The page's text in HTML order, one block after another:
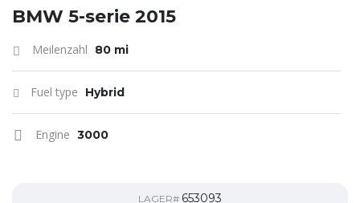
BMW 5-serie 2015
Meilenzahl 80 mi
Fuel type Hybrid
Engine 3000
LAGER# 653093